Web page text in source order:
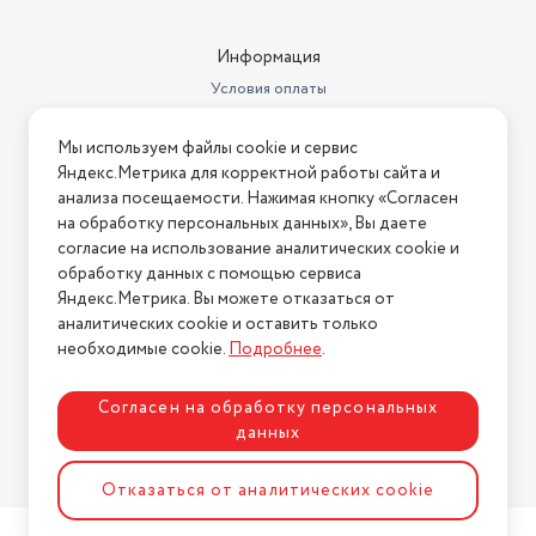
Информация
Условия оплаты
Условия возврата
Нашли ошибку на сайте? Напишите нам
2026 © Интернет-магазин "АстМаркет". У нас есть всё!
Политика конфиденциальности
Разработка сайтаASTDESIGN
Мы используем файлы cookie и сервис
Яндекс.Метрика для корректной работы сайта и
анализа посещаемости. Нажимая кнопку «Согласен
на обработку персональных данных», Вы даете
согласие на использование аналитических cookie и
обработку данных с помощью сервиса
Яндекс.Метрика. Вы можете отказаться от
аналитических cookie и оставить только
необходимые cookie.Подробнее.
Согласен на обработку персональных
данных
Отказаться от аналитических cookie